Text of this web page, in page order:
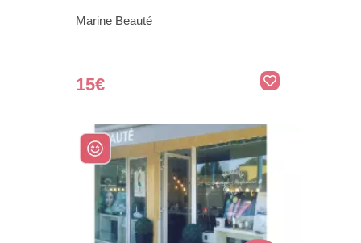
Marine Beauté
15€